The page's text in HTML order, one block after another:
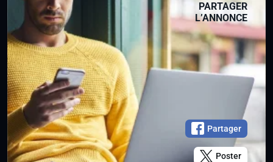
PARTAGER
L’ANNONCE
Partager
Poster